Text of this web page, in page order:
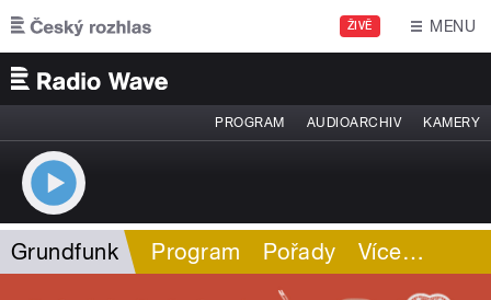
Přejít k hlavnímu obsahu
ŽIVĚ MENU
PROGRAM AUDIOARCHIV KAMERY
Grundfunk Program Pořady Více…